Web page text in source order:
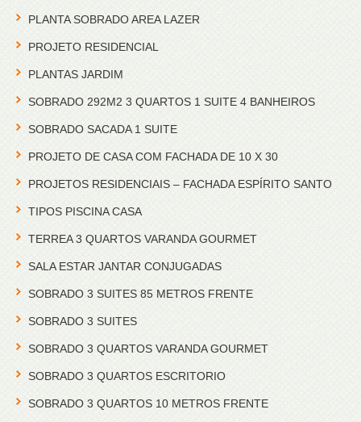
PLANTA SOBRADO AREA LAZER
PROJETO RESIDENCIAL
PLANTAS JARDIM
SOBRADO 292M2 3 QUARTOS 1 SUITE 4 BANHEIROS
SOBRADO SACADA 1 SUITE
PROJETO DE CASA COM FACHADA DE 10 X 30
PROJETOS RESIDENCIAIS – FACHADA ESPÍRITO SANTO
TIPOS PISCINA CASA
TERREA 3 QUARTOS VARANDA GOURMET
SALA ESTAR JANTAR CONJUGADAS
SOBRADO 3 SUITES 85 METROS FRENTE
SOBRADO 3 SUITES
SOBRADO 3 QUARTOS VARANDA GOURMET
SOBRADO 3 QUARTOS ESCRITORIO
SOBRADO 3 QUARTOS 10 METROS FRENTE